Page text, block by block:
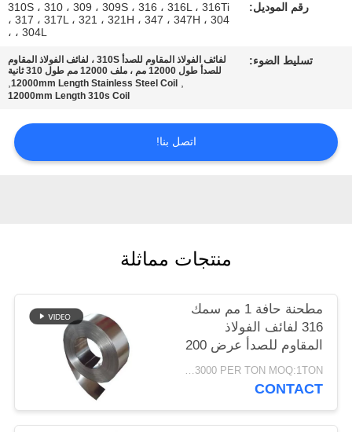
اتصل
اقتباس
رقم الموديل:
310S ، 310 ، 309 ، 309S ، 316 ، 316L ، 316Ti
، 317 ، 317L ، 321 ، 321H ، 347 ، 347H ، 304
، 304L ،
تسليط الضوء:
لفائف الفولاذ المقاوم للصدأ 310S ، لفائف الفولاذ المقاوم
للصدأ طول 12000 مم ، ملف 12000 مم طول 310 ثانية
,
12000mm Length Stainless Steel Coil
,
12000mm Length 310s Coil
اتصل بنا!
منتجات مماثلة
مطحنة حافة 1 مم سمك
316 لفائف الفولاذ
المقاوم للصدأ عرض 200
مم
USD1200-3000 PER TON MOQ:1TON
CONTACT